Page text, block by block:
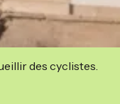
des cyclistes.